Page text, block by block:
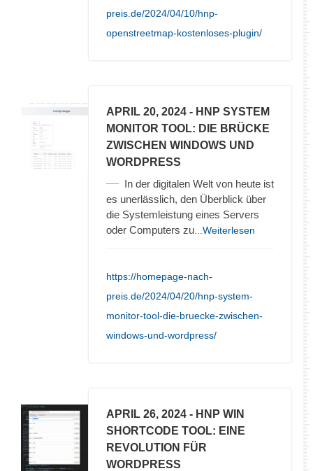
preis.de/2024/04/10/hnp-
openstreetmap-kostenloses-plugin/
APRIL 20, 2024 - HNP SYSTEM
MONITOR TOOL: DIE BRÜCKE
ZWISCHEN WINDOWS UND
WORDPRESS
In der digitalen Welt von heute ist
es unerlässlich, den Überblick über
die Systemleistung eines Servers
oder Computers zu ...Weiterlesen
https://homepage-nach-
preis.de/2024/04/20/hnp-system-
monitor-tool-die-bruecke-zwischen-
windows-und-wordpress/
APRIL 26, 2024 - HNP WIN
SHORTCODE TOOL: EINE
REVOLUTION FÜR
WORDPRESS